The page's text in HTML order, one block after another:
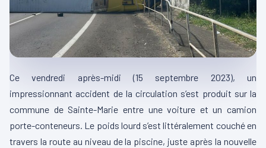
Ce vendredi après-midi(15 septembre 2023), un
impressionnant accident de la circulation s’est produit sur la
commune de Sainte-Marie entre une voiture et un camion
porte-conteneurs. Le poids lourd s’est littéralement couché en
travers la route au niveau de la piscine, juste après la nouvelle